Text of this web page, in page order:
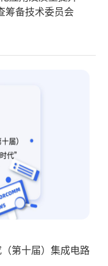
筹备技术委员会
第十届）集成电路